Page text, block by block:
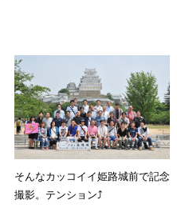
そんなカッコイイ姫路城前で記念
撮影。テンション⤴